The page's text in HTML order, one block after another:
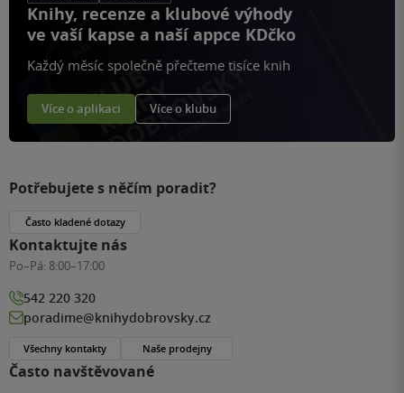
Knihy, recenze a klubové výhody
ve vaší kapse a naší appce KDčko
Každý měsíc společně přečteme tisíce knih
Více o aplikaci Více o klubu
Často navštěvované
Potřebujete s něčím poradit?
Často kladené dotazy
Kontaktujte nás
Po–Pá: 8:00–17:00
542 220 320
poradime@knihydobrovsky.cz
Všechny kontakty Naše prodejny